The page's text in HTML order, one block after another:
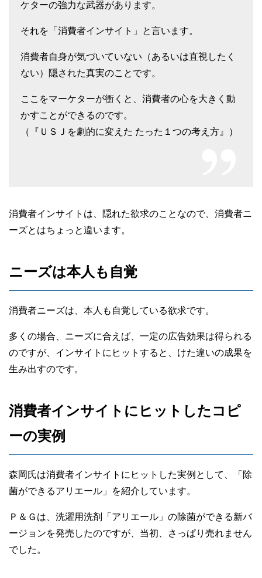
ケターの強力な武器があります。
それを「消費者インサイト」と言います。
消費者自身が気づいていない（あるいは直視したく
ない）隠された真実のことです。
ここをマーケターが衝くと、消費者の心を大きく動
かすことができるのです。
（『ＵＳＪを劇的に変えた たった１つの考え方』）
消費者インサイトは、隠れた欲求のことなので、消費者ニ
ーズとはちょっと違います。
ニーズは本人も自覚
消費者ニーズは、本人も自覚している欲求です。
多くの場合、ニーズに合えば、一定の広告効果は得られる
のですが、インサイトにヒットすると、けた違いの成果を
生み出すのです。
消費者インサイトにヒットしたコピ
ーの実例
森岡氏は消費者インサイトにヒットした実例として、「除
菌ができるアリエール」を紹介しています。
Ｐ＆Ｇは、洗濯用洗剤「アリエール」の除菌ができる新バ
ージョンを発売したのですが、当初、さっぱり売れません
でした。